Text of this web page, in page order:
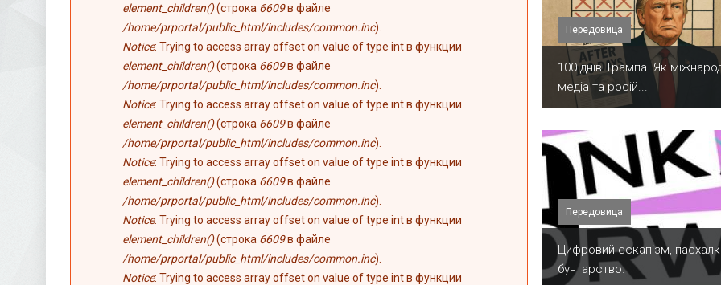
element_children()(строка 6609в файле
/home/prportal/public_html/includes/common.inc).
Notice: Trying to access array offset on value of type int в функции
element_children()(строка 6609в файле
/home/prportal/public_html/includes/common.inc).
Notice: Trying to access array offset on value of type int в функции
element_children()(строка 6609в файле
/home/prportal/public_html/includes/common.inc).
Notice: Trying to access array offset on value of type int в функции
element_children()(строка 6609в файле
/home/prportal/public_html/includes/common.inc).
Notice: Trying to access array offset on value of type int в функции
element_children()(строка 6609в файле
/home/prportal/public_html/includes/common.inc).
Notice: Trying to access array offset on value of type int в функции
Передовица
100 днів Трампа. Як
медіа та росій...
Передовица
​Цифровий ескапізм,
бунтарство.